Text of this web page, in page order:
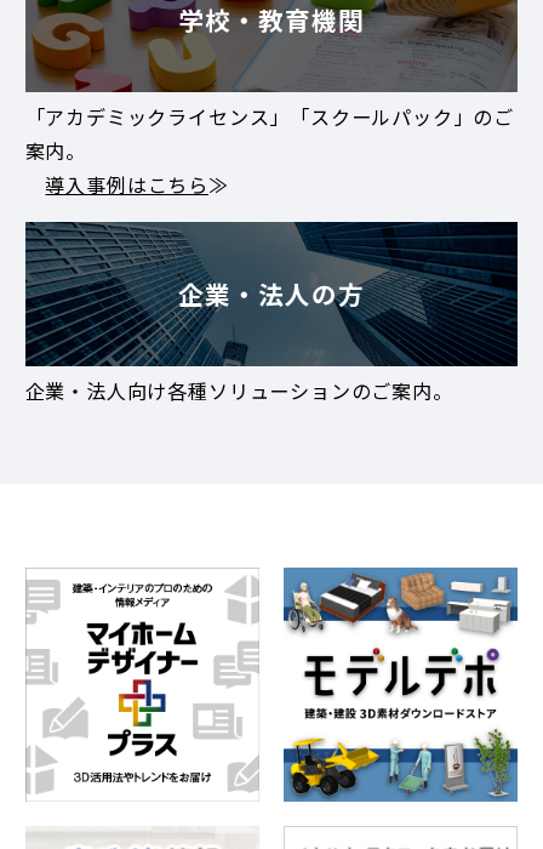
学校・教育機関
「アカデミックライセンス」「スクールパック」のご
案内。
導入事例はこちら≫
企業・法人の方
企業・法人向け各種ソリューションのご案内。